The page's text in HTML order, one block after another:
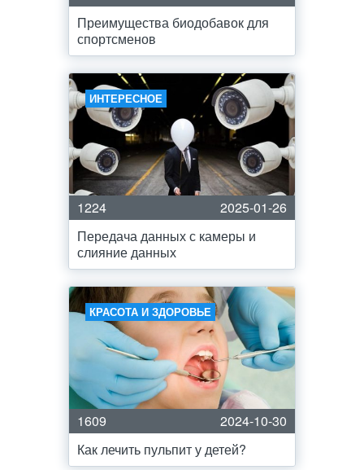
Преимущества биодобавок для
спортсменов
ИНТЕРЕСНОЕ
1224
2025-01-26
Передача данных с камеры и
слияние данных
КРАСОТА И ЗДОРОВЬЕ
1609
2024-10-30
Как лечить пульпит у детей?